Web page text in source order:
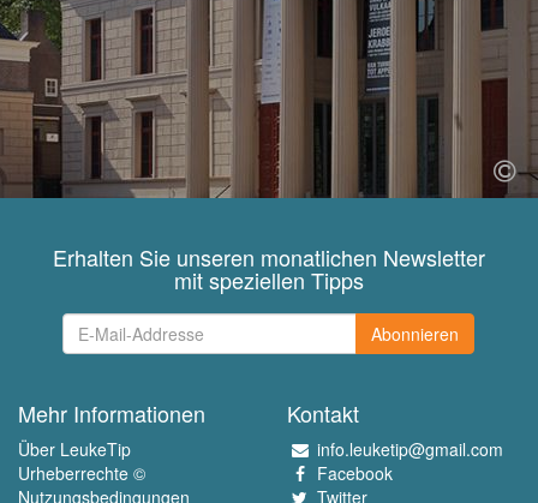
Erhalten Sie unseren monatlichen Newsletter
mit speziellen Tipps
Abonnieren
Mehr Informationen
Über LeukeTip
Urheberrechte ©
Nutzungsbedingungen
Kontakt
info.leuketip@gmail.com
Facebook
Twitter